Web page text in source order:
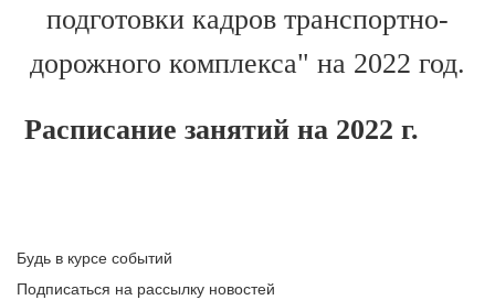
подготовки кадров транспортно-
дорожного комплекса" на 2022 год.
Расписание занятий на 2022 г.
Будь в курсе событий
Подписаться на рассылку новостей